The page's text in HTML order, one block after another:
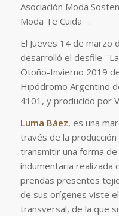
Asociación Moda
Moda Te Cuida¨ .
El Jueves 14 de marzo
desarrolló el desfile
Otoño-Invierno 2019
Hipódromo Argentino
4101, y producido por
Luma Báez, es una
través de la
transmitir una forma
indumentaria realizada
prendas presentes
de sus orígenes viste
transversal, de la que